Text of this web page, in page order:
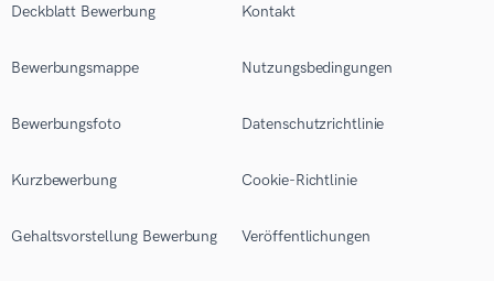
Deckblatt Bewerbung
Bewerbungsmappe
Bewerbungsfoto
Kurzbewerbung
Gehaltsvorstellung Bewerbung
Kontakt
Nutzungsbedingungen
Datenschutzrichtlinie
Cookie-Richtlinie
Veröffentlichungen